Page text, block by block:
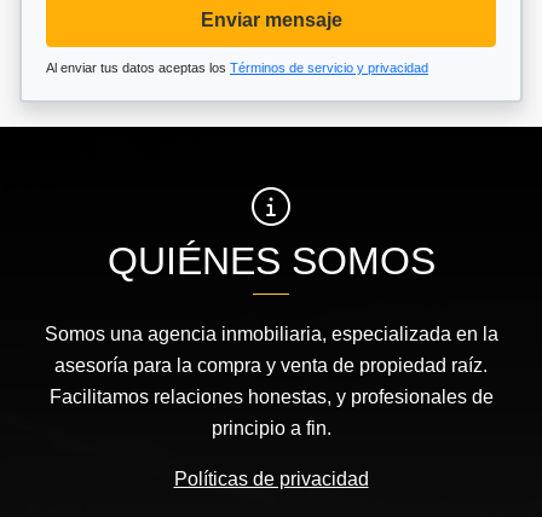
Enviar mensaje
Al enviar tus datos aceptas los Términos de servicio y privacidad
QUIÉNES SOMOS
Somos una agencia inmobiliaria, especializada en la
asesoría para la compra y venta de propiedad raíz.
Facilitamos relaciones honestas, y profesionales de
principio a fin.
Políticas de privacidad